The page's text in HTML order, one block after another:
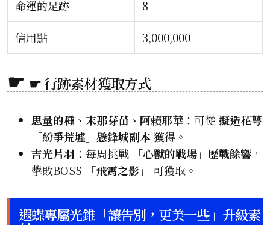
命運的足跡 8
信用點 3,000,000
☛ 行跡素材獲取方式
思量的種、末那芽苗、阿賴耶華 ：可從 擬造花萼
「紛爭荒墟」懸鋒城副本獲得。
吉光片羽 ：每周挑戰 「心獸的戰場」歷戰餘響 ，
擊敗BOSS
「飛霄之影」 可獲取。
遐蝶專屬光錐「讓告別，更美一些」升級素